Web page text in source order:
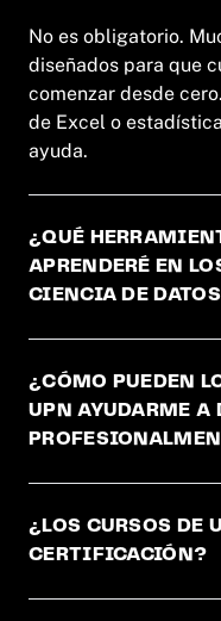
No es obligatorio.
diseñados para que
comenzar desde
de Excel o
ayuda.
¿QUÉ
APRENDERÉ EN
CIENCIA DE
¿CÓMO PUEDEN
UPN AYUDARME A
¿LOS CURSOS DE
CERTIFICACIÓN?